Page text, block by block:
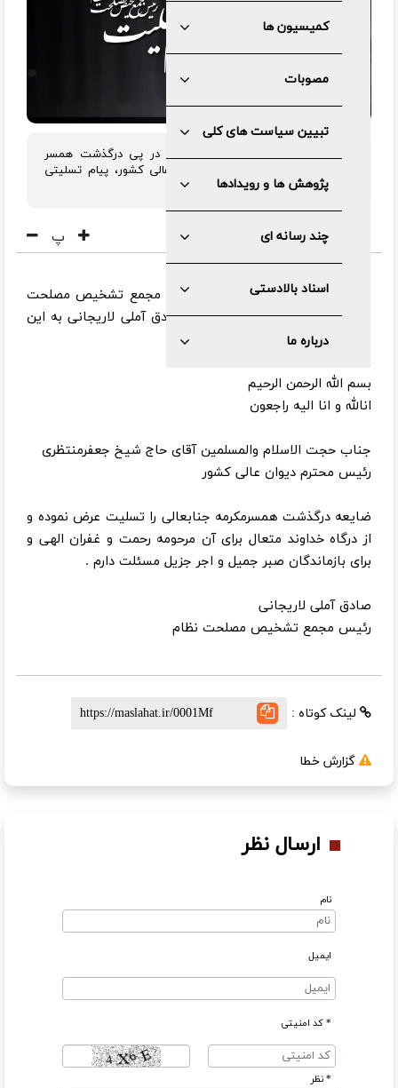
کمیسیون ها
مصوبات
تبیین سیاست های کلی
پژوهش ها و رویدادها
چند رسانه ای
اسناد بالادستی
درباره ما
رئیس مجمع تشخیص مصلحت نظام در پی درگذشت همسر
حجت الاسلام منتظری رئیس دیوان عالی کشور، پیام تسلیتی
صادر نمود.
پ
به گزارش مرکز رسانه و روابط عمومی مجمع تشخیص مصلحت
نظام، متن پیام تسلیت آیت الله صادق آملی لاریجانی به این
شرح است:
بسم الله الرحمن الرحیم
انالله و انا الیه راجعون
جناب حجت الاسلام والمسلمین آقای حاج شیخ جعفرمنتظری
رئیس محترم دیوان عالی کشور
ضایعه درگذشت همسرمکرمه جنابعالی را تسلیت عرض نموده و
از درگاه خداوند متعال برای آن مرحومه رحمت و غفران الهی و
برای بازماندگان صبر جمیل و اجر جزیل مسئلت دارم .
صادق آملی لاریجانی
رئیس مجمع تشخیص مصلحت نظام
لینک کوتاه :
گزارش خطا
ارسال نظر
نام
ایمیل
* کد امنیتی
* نظر